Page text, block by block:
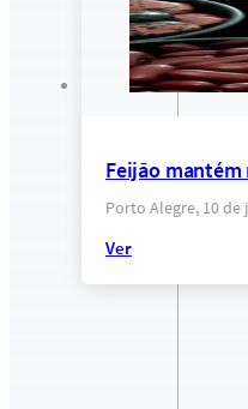
Feijão
Porto Alegre, 10
Ver